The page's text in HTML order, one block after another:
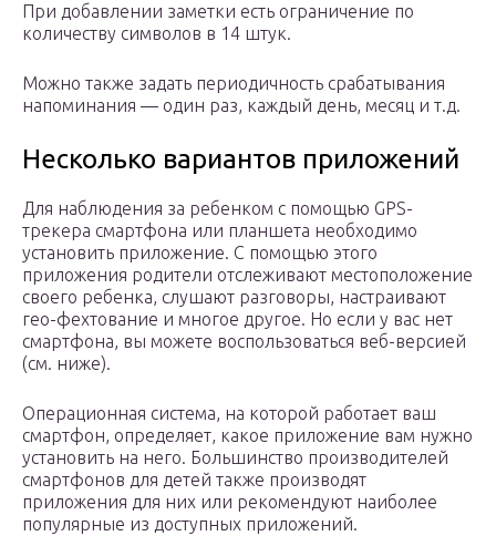
При добавлении заметки есть ограничение по
количеству символов в 14 штук.
Можно также задать периодичность срабатывания
напоминания — один раз, каждый день, месяц и т.д.
Несколько вариантов приложений
Для наблюдения за ребенком с помощью GPS-
трекера смартфона или планшета необходимо
установить приложение. С помощью этого
приложения родители отслеживают местоположение
своего ребенка, слушают разговоры, настраивают
гео-фехтование и многое другое. Но если у вас нет
смартфона, вы можете воспользоваться веб-версией
(см. ниже).
Операционная система, на которой работает ваш
смартфон, определяет, какое приложение вам нужно
установить на него. Большинство производителей
смартфонов для детей также производят
приложения для них или рекомендуют наиболее
популярные из доступных приложений.